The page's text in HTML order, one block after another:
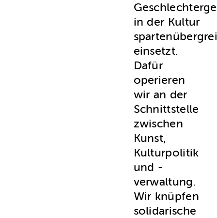
in der Kultur
einsetzt.
Dafür
operieren
wir an der
Schnittstelle
zwischen
Kunst,
Kulturpolitik
und -
verwaltung.
Wir knüpfen
solidarische